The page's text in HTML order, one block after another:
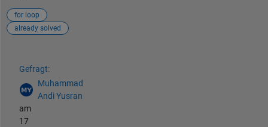
for loop
already solved
Gefragt:
Muhammad
Andi Yusran
am
17